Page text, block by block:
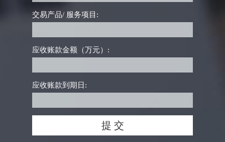
交易产品/ 服务项目:
应收账款金额（万元）:
应收账款到期日: